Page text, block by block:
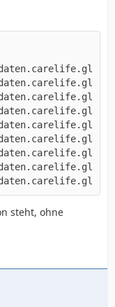
steht, ohne